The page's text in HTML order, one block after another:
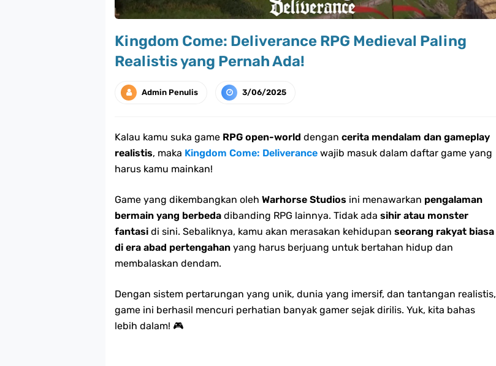
Kingdom Come: Deliverance RPG Medieval Paling
Realistis yang Pernah Ada!
Admin Penulis 3/06/2025
Kalau kamu suka game RPG open-world dengan cerita mendalam dan gameplay
realistis, maka Kingdom Come: Deliverance wajib masuk dalam daftar game yang
harus kamu mainkan!
Game yang dikembangkan oleh Warhorse Studios ini menawarkan pengalaman
bermain yang berbeda dibanding RPG lainnya. Tidak ada sihir atau monster
fantasi di sini. Sebaliknya, kamu akan merasakan kehidupan seorang rakyat biasa
di era abad pertengahan yang harus berjuang untuk bertahan hidup dan
membalaskan dendam.
Dengan sistem pertarungan yang unik, dunia yang imersif, dan tantangan realistis,
game ini berhasil mencuri perhatian banyak gamer sejak dirilis. Yuk, kita bahas
lebih dalam! 🎮